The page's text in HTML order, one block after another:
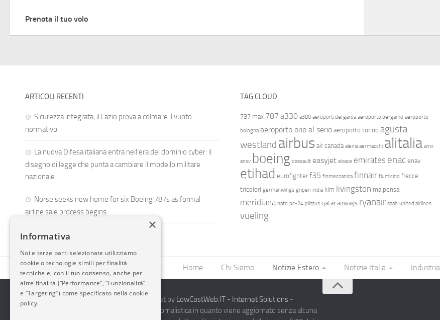
Prenota il tuo volo
ARTICOLI RECENTI
Sicurezza integrata, il Lazio prova a colmare il vuoto
normativo
La nuova Difesa italiana entra nell’era del dominio cyber: il
disegno di legge che punta a cambiare il modello militare
nazionale
Norse seeks new home for six Boeing 787s as formal
airline sale process begins
TAG CLOUD
737 max 787 a330 a380 aeroporti del garda aeroporto bergamo aeroporto
bologna aeroporto orio al serio aeroporto torino agusta
westland airbus air canada alenia aermacchi alitalia amx
ansv boeing dassault easyjet ebace emirates enac enav
etihad eurofighter f35 finmeccanica finnair fiumicino frecce
tricolori germanwings gripen india klm livingston malpensa
meridiana nato pc-24 pilatus qatar airways ryanair saab united airlines
vueling
Home Chi Siamo Notizie Estero Notizie Italia Industria
2014-2026 AvioBlog - Creazione Siti Internet by LowCostWeb.IT - Internet Solutions -
Questo blog non rappresenta una testata giornalistica in quanto viene aggiornato senza alcuna
×
Informativa
Noi e terze parti selezionate utilizziamo
cookie o tecnologie simili per finalità
tecniche e, con il tuo consenso, anche per
altre finalità (“Performance”, “Funzionalità”
e “Targeting”) come specificato nella cookie
policy.